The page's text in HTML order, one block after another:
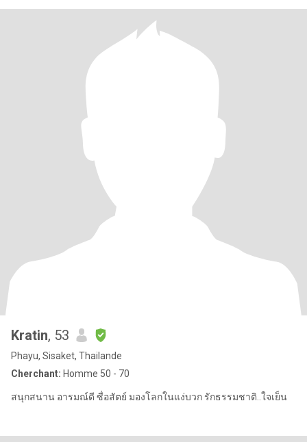
Kratin, 53
Phayu, Sisaket, Thailande
Cherchant: Homme 50 - 70
สนุกสนาน อารมณ์ดี ซื่อสัตย์ มองโลกในแง่บวก รักธรรมชาติ..ใจเย็น